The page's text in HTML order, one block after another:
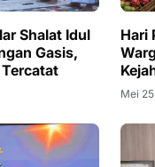
Shalat Idul
Gasis,
Hari
Mei